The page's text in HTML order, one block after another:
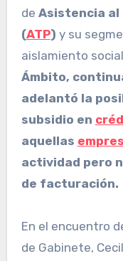
de Asistencia al
(ATP) y su
aislamiento
Ámbito,
adelantó la
subsidio en
aquellas
actividad pero
de facturación.
En el encuentro
de Gabinete,